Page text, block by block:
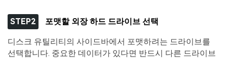
STEP2 포맷할 외장 하드 드라이브 선택
디스크 유틸리티의 사이드바에서 포맷하려는 드라이브를
선택합니다. 중요한 데이터가 있다면 반드시 다른 드라이브